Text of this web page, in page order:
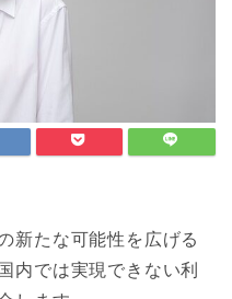
新たな可能性を広げる
内では実現できない利